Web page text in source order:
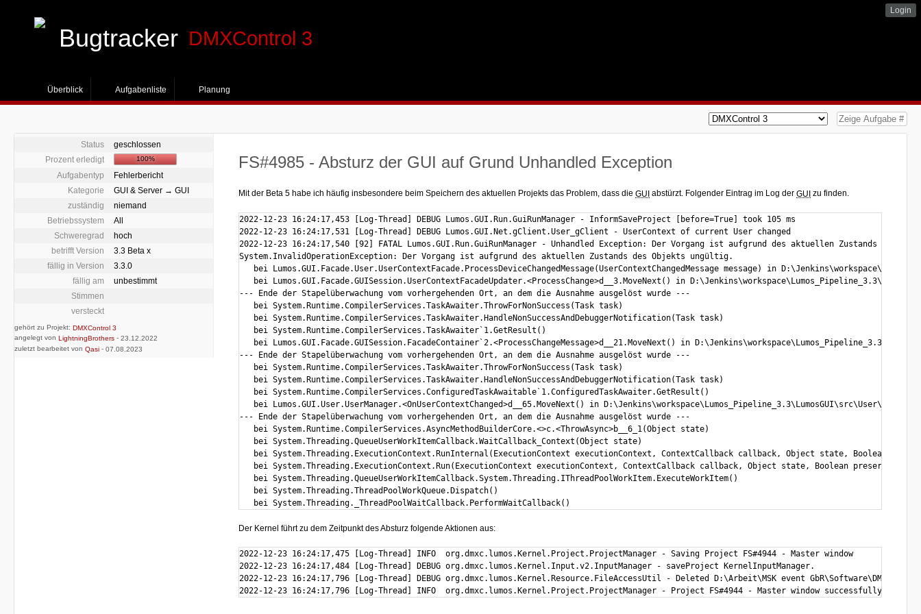
Bugtracker DMXControl 3
Login
Überblick Aufgabenliste Planung
Status
geschlossen
Prozent erledigt
100%
Aufgabentyp
Fehlerbericht
Kategorie
GUI & Server → GUI
zuständig
niemand
Betriebssystem
All
Schweregrad
hoch
betrifft Version
3.3 Beta x
fällig in Version
3.3.0
fällig am
unbestimmt
Stimmen
versteckt
gehört zu Projekt: DMXControl 3
angelegt von LightningBrothers - 23.12.2022
zuletzt bearbeitet von Qasi - 07.08.2023
FS#4985 - Absturz der GUI auf Grund Unhandled Exception
Mit der Beta 5 habe ich häufig insbesondere beim Speichern des aktuellen Projekts das Problem, dass die GUI abstürzt. Folgender Eintrag im Log der GUI zu finden.
2022-12-23 16:24:17,453 [Log-Thread] DEBUG Lumos.GUI.Run.GuiRunManager - InformSaveProject [before=True] took 105 ms
2022-12-23 16:24:17,531 [Log-Thread] DEBUG Lumos.GUI.Net.gClient.User_gClient - UserContext of current User changed
2022-12-23 16:24:17,540 [92] FATAL Lumos.GUI.Run.GuiRunManager - Unhandled Exception: Der Vorgang ist aufgrund des aktuellen Zustands des
System.InvalidOperationException: Der Vorgang ist aufgrund des aktuellen Zustands des Objekts ungültig.
bei Lumos.GUI.Facade.User.UserContextFacade.ProcessDeviceChangedMessage(UserContextChangedMessage message) in
bei Lumos.GUI.Facade.GUISession.UserContextFacadeUpdater.<ProcessChange>d__3.MoveNext() in
--- Ende der Stapelüberwachung vom vorhergehenden Ort, an dem die Ausnahme ausgelöst wurde ---
   bei System.Runtime.CompilerServices.TaskAwaiter.ThrowForNonSuccess(Task task)
   bei System.Runtime.CompilerServices.TaskAwaiter.HandleNonSuccessAndDebuggerNotification(Task task)
   bei System.Runtime.CompilerServices.TaskAwaiter`1.GetResult()
bei Lumos.GUI.Facade.GUISession.FacadeContainer`2.<ProcessChangeMessage>d__21.MoveNext() in
--- Ende der Stapelüberwachung vom vorhergehenden Ort, an dem die Ausnahme ausgelöst wurde ---
   bei System.Runtime.CompilerServices.TaskAwaiter.ThrowForNonSuccess(Task task)
   bei System.Runtime.CompilerServices.TaskAwaiter.HandleNonSuccessAndDebuggerNotification(Task task)
   bei System.Runtime.CompilerServices.ConfiguredTaskAwaitable`1.ConfiguredTaskAwaiter.GetResult()
bei Lumos.GUI.User.UserManager.<OnUserContextChanged>d__65.MoveNext() in
--- Ende der Stapelüberwachung vom vorhergehenden Ort, an dem die Ausnahme ausgelöst wurde ---
   bei System.Runtime.CompilerServices.AsyncMethodBuilderCore.<>c.<ThrowAsync>b__6_1(Object state)
   bei System.Threading.QueueUserWorkItemCallback.WaitCallback_Context(Object state)
bei System.Threading.ExecutionContext.RunInternal(ExecutionContext executionContext, ContextCallback callback, Object state, Boolean
bei System.Threading.ExecutionContext.Run(ExecutionContext executionContext, ContextCallback callback, Object state, Boolean
   bei System.Threading.QueueUserWorkItemCallback.System.Threading.IThreadPoolWorkItem.ExecuteWorkItem()
   bei System.Threading.ThreadPoolWorkQueue.Dispatch()
   bei System.Threading._ThreadPoolWaitCallback.PerformWaitCallback()
Der Kernel führt zu dem Zeitpunkt des Absturz folgende Aktionen aus:
2022-12-23 16:24:17,475 [Log-Thread] INFO  org.dmxc.lumos.Kernel.Project.ProjectManager - Saving Project FS#4944 - Master window
2022-12-23 16:24:17,484 [Log-Thread] DEBUG org.dmxc.lumos.Kernel.Input.v2.InputManager - saveProject KernelInputManager.
2022-12-23 16:24:17,796 [Log-Thread] DEBUG org.dmxc.lumos.Kernel.Resource.FileAccessUtil - Deleted D:\Arbeit\MSK event
2022-12-23 16:24:17,796 [Log-Thread] INFO  org.dmxc.lumos.Kernel.Project.ProjectManager - Project FS#4944 - Master window successfully saved.